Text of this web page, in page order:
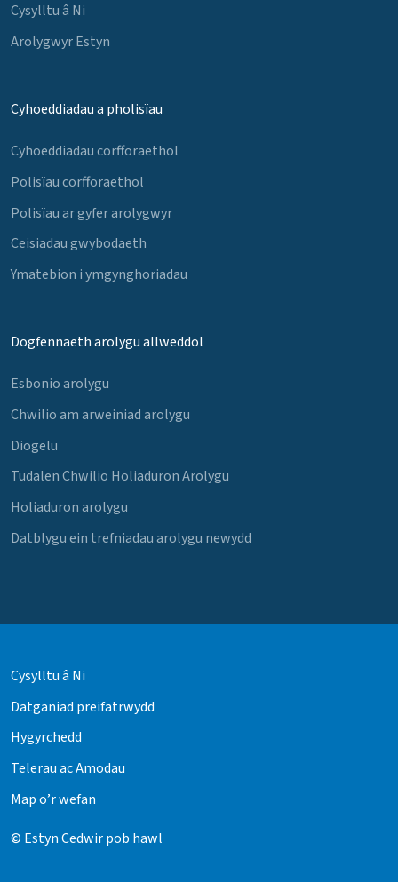
Cysylltu â Ni
Arolygwyr Estyn
Cyhoeddiadau a pholisïau
Cyhoeddiadau corfforaethol
Polisïau corfforaethol
Polisïau ar gyfer arolygwyr
Ceisiadau gwybodaeth
Ymatebion i ymgynghoriadau
Dogfennaeth arolygu allweddol
Esbonio arolygu
Chwilio am arweiniad arolygu
Diogelu
Tudalen Chwilio Holiaduron Arolygu
Holiaduron arolygu
Datblygu ein trefniadau arolygu newydd
Cysylltu â Ni
Datganiad preifatrwydd
Hygyrchedd
Telerau ac Amodau
Map o’r wefan
© Estyn Cedwir pob hawl